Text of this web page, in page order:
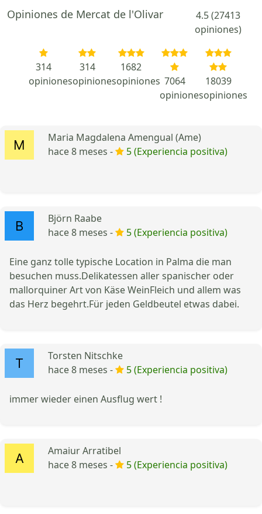
Opiniones de Mercat de l'Olivar
4.5 (27413
opiniones)
314
opiniones
314
opiniones
1682
opiniones 7064
opiniones
18039
opiniones
Maria Magdalena Amengual (Ame)
hace 8 meses -
5 (Experiencia positiva)
Björn Raabe
hace 8 meses -
5 (Experiencia positiva)
Eine ganz tolle typische Location in Palma die man
besuchen muss.Delikatessen aller spanischer oder
mallorquiner Art von Käse WeinFleich und allem was
das Herz begehrt.Für jeden Geldbeutel etwas dabei.
Torsten Nitschke
hace 8 meses -
5 (Experiencia positiva)
immer wieder einen Ausflug wert !
Amaiur Arratibel
hace 8 meses -
5 (Experiencia positiva)